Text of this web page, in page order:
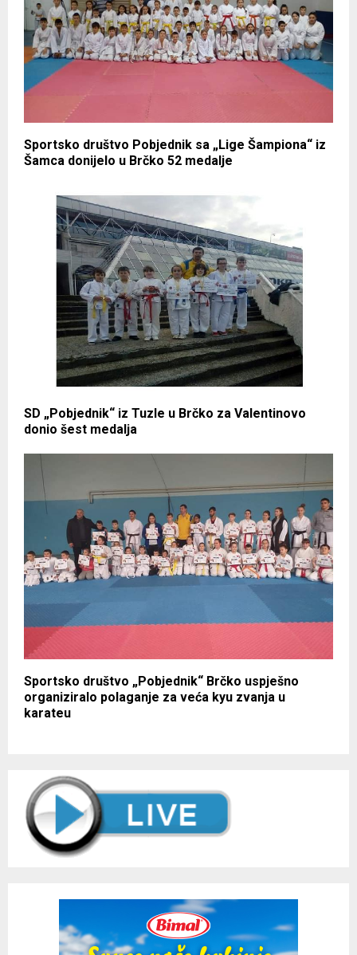
Sportsko društvo Pobjednik sa „Lige Šampiona“ iz
Šamca donijelo u Brčko 52 medalje
SD „Pobjednik“ iz Tuzle u Brčko za Valentinovo
donio šest medalja
Sportsko društvo „Pobjednik“ Brčko uspješno
organiziralo polaganje za veća kyu zvanja u
karateu